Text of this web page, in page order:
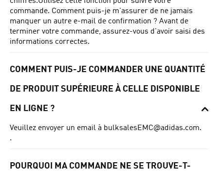
commande. Comment puis-je m'assurer de ne jamais
manquer un autre e-mail de confirmation ? Avant de
terminer votre commande, assurez-vous d'avoir saisi des
informations correctes.
COMMENT PUIS-JE COMMANDER UNE QUANTITÉ
DE PRODUIT SUPÉRIEURE À CELLE DISPONIBLE
EN LIGNE ?
Veuillez envoyer un email à bulksalesEMC@adidas.com.
.
POURQUOI MA COMMANDE NE SE TROUVE-T-